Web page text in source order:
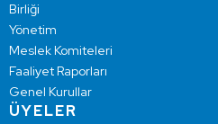
Birliği
Yönetim
Meslek Komiteleri
Faaliyet Raporları
Genel Kurullar
ÜYELER